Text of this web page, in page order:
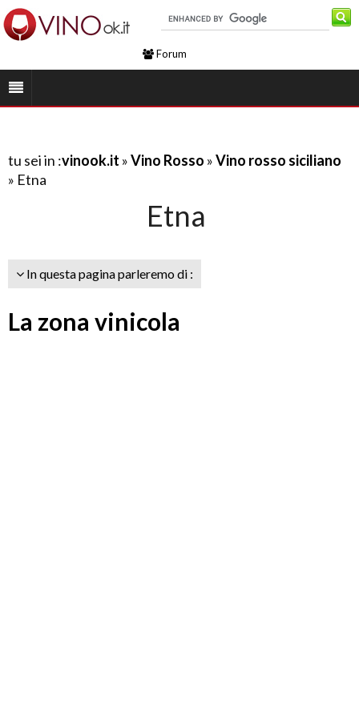
Forum
tu sei in :vinook.it »Vino Rosso »Vino rosso siciliano
» Etna
Etna
In questa pagina parleremo di :
La zona vinicola